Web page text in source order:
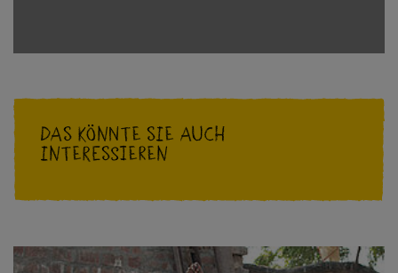
Das könnte Sie auch
interessieren